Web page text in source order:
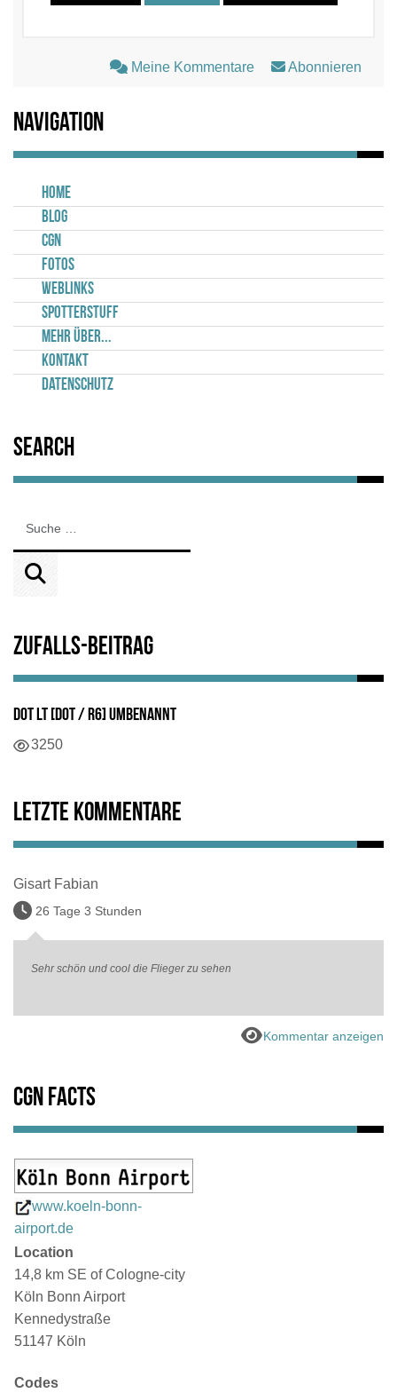
Meine Kommentare Abonnieren
Navigation
Home
Blog
CGN
Fotos
Weblinks
Spotterstuff
Mehr über...
Kontakt
Datenschutz
Search
Zufalls-Beitrag
DOT LT [DOT / R6] Umbenannt
3250
Letzte Kommentare
Gisart Fabian
26 Tage 3 Stunden
Sehr schön und cool die Flieger zu sehen
Kommentar anzeigen
CGN Facts
www.koeln-bonn-
airport.de
Location
14,8 km SE of Cologne-city
Köln Bonn Airport
Kennedystraße
51147 Köln
Codes